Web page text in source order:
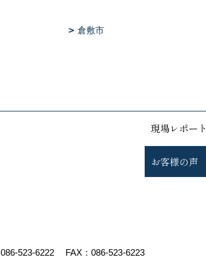
倉敷市
現場レポート
お客様の声
086-523-6222
FAX：086-523-6223